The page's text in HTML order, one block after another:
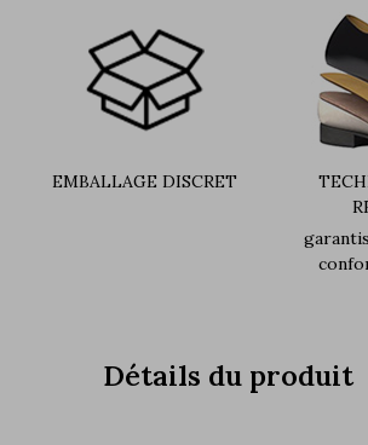
EMBALLAGE DISCRET
Détails du produit